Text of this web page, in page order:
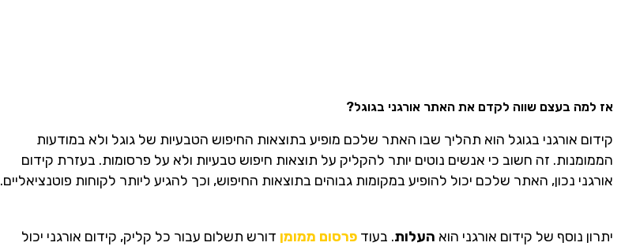
אז למה בעצם שווה לקדם את האתר אורגני בגוגל?
קידום אורגני בגוגל הוא תהליך שבו האתר שלכם מופיע בתוצאות החיפוש הטבעיות של גוגל ולא במודעות
הממומנות. זה חשוב כי אנשים נוטים יותר להקליק על תוצאות חיפוש טבעיות ולא על פרסומות. בעזרת קידום
אורגני נכון, האתר שלכם יכול להופיע במקומות גבוהים בתוצאות החיפוש, וכך להגיע ליותר לקוחות פוטנציאליים.
יתרון נוסף של קידום אורגני הוא העלות. בעוד פרסום ממומן דורש תשלום עבור כל קליק, קידום אורגני יכול